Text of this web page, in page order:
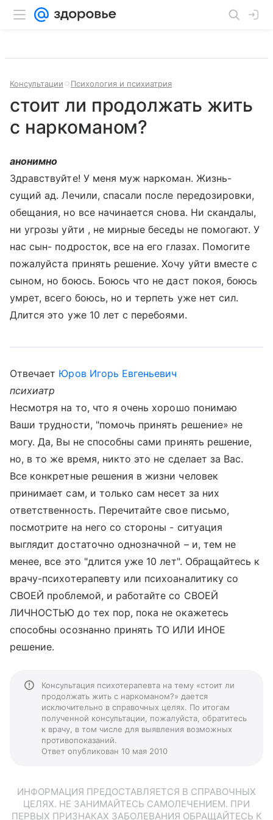
Консультации Психология и психиатрия
стоит ли продолжать жить
с наркоманом?
анонимно
Здравствуйте! У меня муж наркоман. Жизнь-
сущий ад. Лечили, спасали после передозировки,
обещания, но все начинается снова. Ни скандалы,
ни угрозы уйти , не мирные беседы не помогают. У
нас сын- подросток, все на его глазах. Помогите
пожалуйста принять решение. Хочу уйти вместе с
сыном, но боюсь. Боюсь что не даст покоя, боюсь
умрет, всего боюсь, но и терпеть уже нет сил.
Длится это уже 10 лет с перебоями.
Отвечает Юров Игорь Евгеньевич
психиатр
Несмотря на то, что я очень хорошо понимаю
Ваши трудности, "помочь принять решение» не
могу. Да, Вы не способны сами принять решение,
но, в то же время, никто это не сделает за Вас.
Все конкретные решения в жизни человек
принимает сам, и только сам несет за них
ответственность. Перечитайте свое письмо,
посмотрите на него со стороны - ситуация
выглядит достаточно однозначной – и, тем не
менее, все это "длится уже 10 лет". Обращайтесь к
врачу-психотерапевту или психоаналитику со
СВОЕЙ проблемой, и работайте со СВОЕЙ
ЛИЧНОСТЬЮ до тех пор, пока не окажетесь
способны осознанно принять ТО ИЛИ ИНОЕ
решение.
Консультация психотерапевта на тему «стоит ли
продолжать жить с наркоманом?» дается
исключительно в справочных целях. По итогам
полученной консультации, пожалуйста, обратитесь
к врачу, в том числе для выявления возможных
противопоказаний.
Ответ опубликован 10 мая 2010
ИНФОРМАЦИЯ ПРЕДОСТАВЛЯЕТСЯ В СПРАВОЧНЫХ
ЦЕЛЯХ. НЕ ЗАНИМАЙТЕСЬ САМОЛЕЧЕНИЕМ. ПРИ
ПЕРВЫХ ПРИЗНАКАХ ЗАБОЛЕВАНИЯ ОБРАЩАЙТЕСЬ К